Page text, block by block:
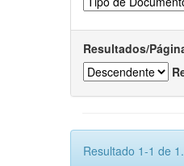
Resultados/
Resultado 1-1 de 1.